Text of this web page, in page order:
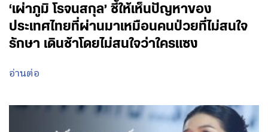
‘เผ่าภูมิ โรจนสกุล’ ชี้ให้เห็นปัญหาของ
ประเทศไทยที่ผ่านมาเหมือนคนป่วยที่ไม่สนใจ
รักษา เดินช้าโดยไม่สนใจว่าใครแซง
อ่านต่อ